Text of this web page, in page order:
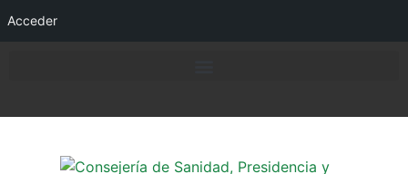
Acceder